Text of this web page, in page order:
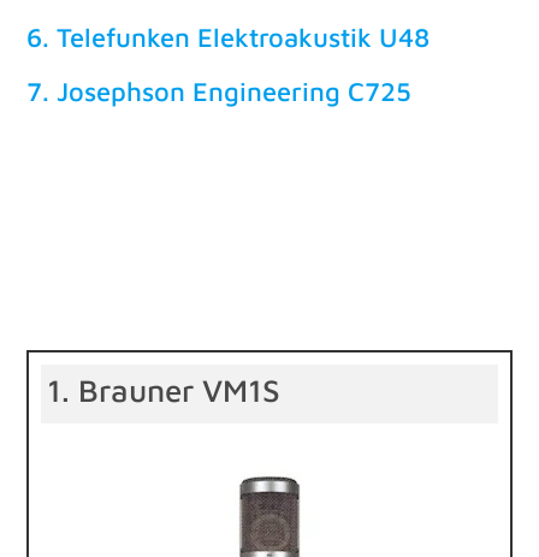
6. Telefunken Elektroakustik U48
7. Josephson Engineering C725
1. Brauner VM1S